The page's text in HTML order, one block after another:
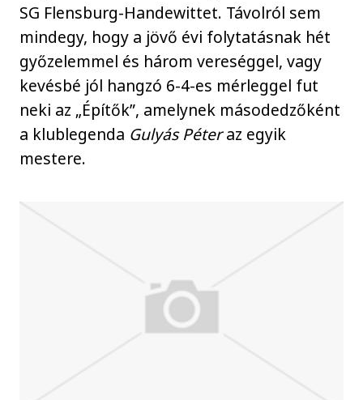
SG Flensburg-Handewittet. Távolról sem
mindegy, hogy a jövő évi folytatásnak hét
győzelemmel és három vereséggel, vagy
kevésbé jól hangzó 6-4-es mérleggel fut
neki az „Építők”, amelynek másodedzőként
a klublegenda Gulyás Péteraz egyik
mestere.